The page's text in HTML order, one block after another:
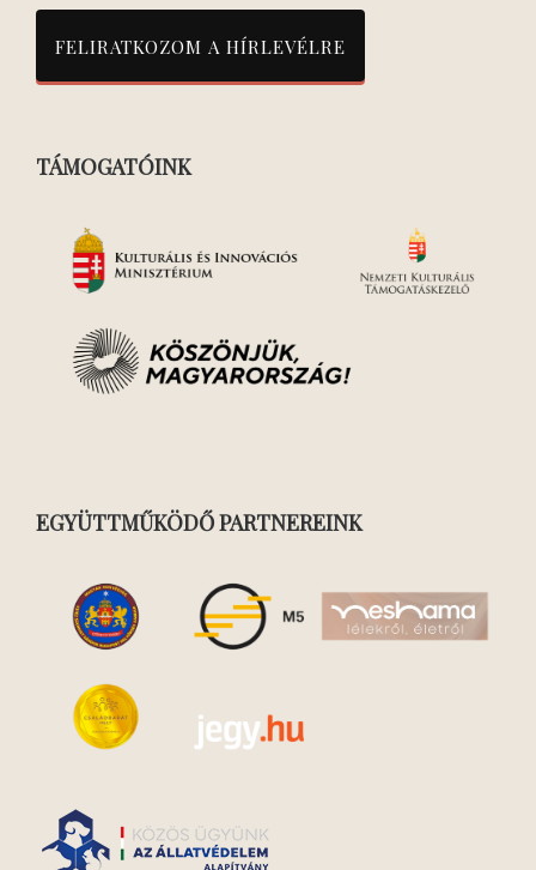
TÁMOGATÓINK
EGYÜTTMŰKÖDŐ PARTNEREINK